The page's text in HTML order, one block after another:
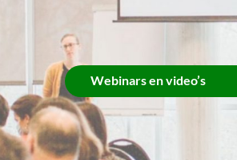
Webinars en video’s